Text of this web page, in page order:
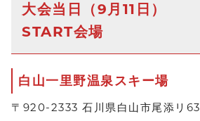
大会当日（9月11日）
START会場
白山一里野温泉スキー場
〒920-2333 石川県白山市尾添リ63